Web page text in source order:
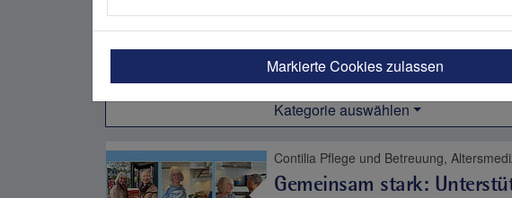
Nachrichten aus dem Bereich
Kategorie auswählen
Gemeinsam stark:
Markierte Cookies zulassen